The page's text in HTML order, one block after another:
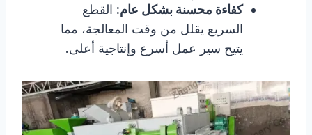
كفاءة محسنة بشكل عام: القطع
السريع يقلل من وقت المعالجة، مما
يتيح سير عمل أسرع وإنتاجية أعلى.